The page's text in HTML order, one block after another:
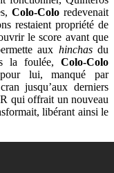
Colo-Colo redevenait
restaient propriété de
le score avant que
aux hinchasdu
la foulée, Colo-Colo
pour lui, manqué par
jusqu’aux derniers
qui offrait un nouveau
libérant ainsi le